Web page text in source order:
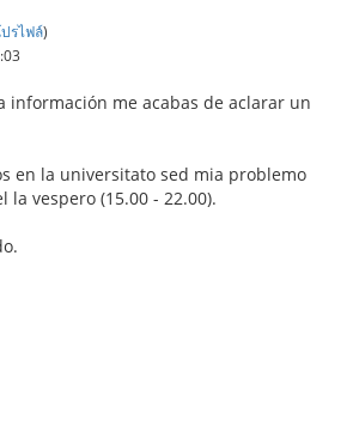
รไฟล์)
información me acabas de aclarar un
en la universitato sed mia problemo
la vespero (15.00 - 22.00).